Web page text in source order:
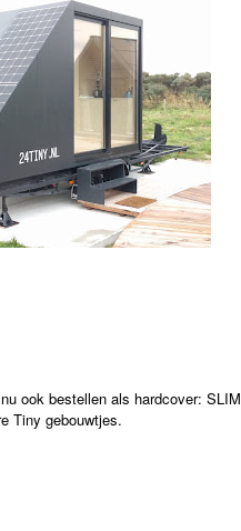
ook bestellen als hardcover: SLIM
Tiny gebouwtjes.